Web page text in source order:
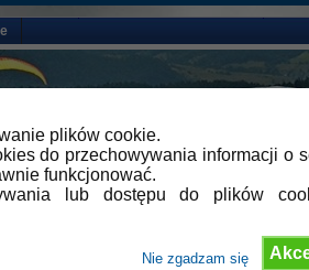
plików cookie.
do przechowywania informacji o
funkcjonować.
lub dostępu do plików
Nie zgadzam się